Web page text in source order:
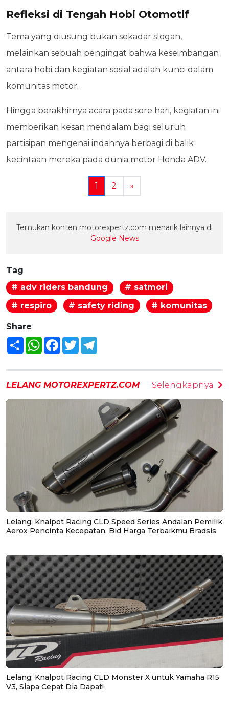
Refleksi di Tengah Hobi Otomotif
Tema yang diusung bukan sekadar slogan,
melainkan sebuah pengingat bahwa keseimbangan
antara hobi dan kegiatan sosial adalah kunci dalam
komunitas motor.
Hingga berakhirnya acara pada sore hari, kegiatan ini
memberikan kesan mendalam bagi seluruh
partisipan mengenai indahnya berbagi di balik
kecintaan mereka pada dunia motor Honda ADV.
1 2 »
Temukan konten motorexpertz.com menarik lainnya di
Google News
Tag
# adv riders bandung
# satmori
# respiro
# safety riding # komunitas
Share
Share WhatsAppFacebook
Twitter
LELANG MOTOREXPERTZ.COM Selengkapnya
Lelang: Knalpot Racing CLD Speed Series Andalan Pemilik
Aerox Pencinta Kecepatan, Bid Harga Terbaikmu Bradsis
Lelang: Knalpot Racing CLD Monster X untuk Yamaha R15
V3, Siapa Cepat Dia Dapat!